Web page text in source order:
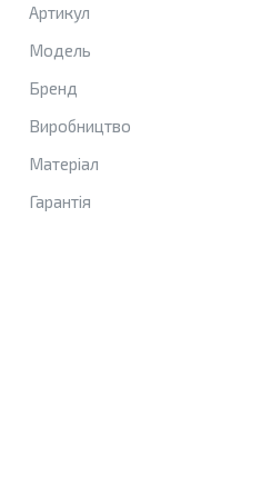
Артикул
Модель
Бренд
Виробництво
Матеріал
Гарантія